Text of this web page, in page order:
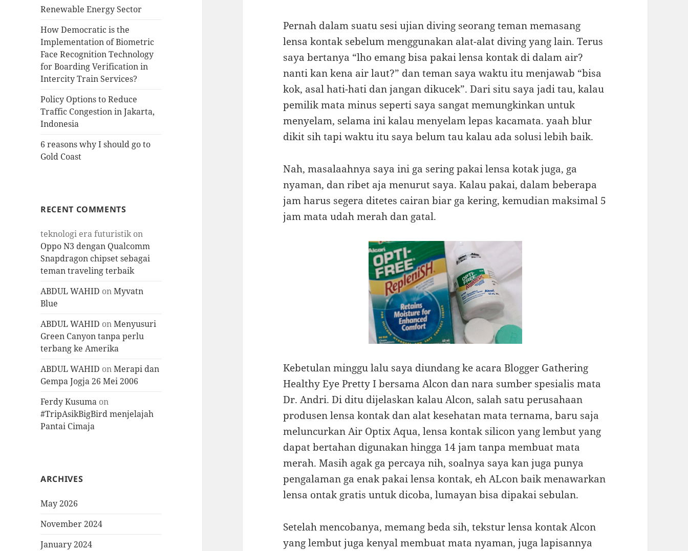
Renewable Energy Sector
How Democratic is the
Implementation of Biometric
Face Recognition Technology
for Boarding Verification in
Intercity Train Services?
Policy Options to Reduce
Traffic Congestion in Jakarta,
Indonesia
6 reasons why I should go to
Gold Coast
RECENT COMMENTS
teknologi era futuristikon
Oppo N3 dengan Qualcomm
Snapdragon chipset sebagai
teman traveling terbaik
ABDUL WAHID onMyvatn
Blue
ABDUL WAHID onMenyusuri
Green Canyon tanpa perlu
terbang ke Amerika
ABDUL WAHID onMerapi dan
Gempa Jogja 26 Mei 2006
Ferdy Kusuma on
#TripAsikBigBird menjelajah
Pantai Cimaja
ARCHIVES
May 2026
November 2024
January 2024
Pernah dalam suatu sesi ujian diving seorang teman memasang
lensa kontak sebelum menggunakan alat-alat diving yang lain. Terus
saya bertanya “lho emang bisa pakai lensa kontak di dalam air?
nanti kan kena air laut?” dan teman saya waktu itu menjawab “bisa
kok, asal hati-hati dan jangan dikucek”. Dari situ saya jadi tau, kalau
pemilik mata minus seperti saya sangat memungkinkan untuk
menyelam, selama ini kalau menyelam lepas kacamata. yaah blur
dikit sih tapi waktu itu saya belum tau kalau ada solusi lebih baik.
Nah, masalaahnya saya ini ga sering pakai lensa kotak juga, ga
nyaman, dan ribet aja menurut saya. Kalau pakai, dalam beberapa
jam harus segera ditetes cairan biar ga kering, kemudian maksimal 5
jam mata udah merah dan gatal.
Kebetulan minggu lalu saya diundang ke acara Blogger Gathering
Healthy Eye Pretty I bersama Alcon dan nara sumber spesialis mata
Dr. Andri. Di ditu dijelaskan kalau Alcon, salah satu perusahaan
produsen lensa kontak dan alat kesehatan mata ternama, baru saja
meluncurkan Air Optix Aqua, lensa kontak silicon yang lembut yang
dapat bertahan digunakan hingga 14 jam tanpa membuat mata
merah. Masih agak ga percaya nih, soalnya saya kan juga punya
pengalaman ga enak pakai lensa kontak, eh ALcon baik menawarkan
lensa ontak gratis untuk dicoba, lumayan bisa dipakai sebulan.
Setelah mencobanya, memang beda sih, tekstur lensa kontak Alcon
yang lembut juga kenyal membuat mata nyaman, juga lapisannya